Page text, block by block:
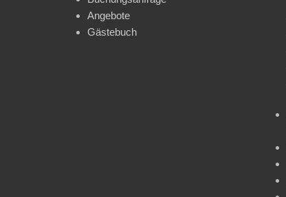
Angebote
Gästebuch